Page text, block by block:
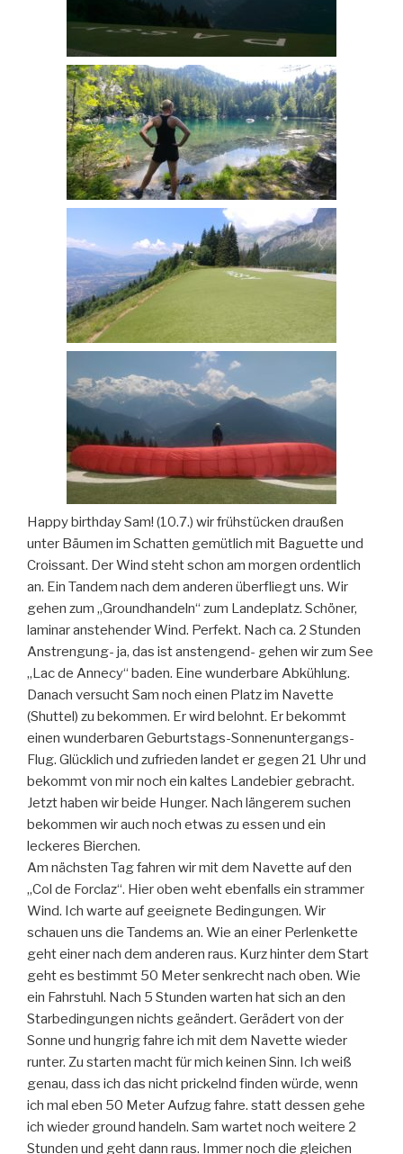
Happy birthday Sam! (10.7.) wir frühstücken draußen
unter Bäumen im Schatten gemütlich mit Baguette und
Croissant. Der Wind steht schon am morgen ordentlich
an. Ein Tandem nach dem anderen überfliegt uns. Wir
gehen zum „Groundhandeln“ zum Landeplatz. Schöner,
laminar anstehender Wind. Perfekt. Nach ca. 2 Stunden
Anstrengung- ja, das ist anstengend- gehen wir zum See
„Lac de Annecy“ baden. Eine wunderbare Abkühlung.
Danach versucht Sam noch einen Platz im Navette
(Shuttel) zu bekommen. Er wird belohnt. Er bekommt
einen wunderbaren Geburtstags-Sonnenuntergangs-
Flug. Glücklich und zufrieden landet er gegen 21 Uhr und
bekommt von mir noch ein kaltes Landebier gebracht.
Jetzt haben wir beide Hunger. Nach längerem suchen
bekommen wir auch noch etwas zu essen und ein
leckeres Bierchen.
Am nächsten Tag fahren wir mit dem Navette auf den
„Col de Forclaz“. Hier oben weht ebenfalls ein strammer
Wind. Ich warte auf geeignete Bedingungen. Wir
schauen uns die Tandems an. Wie an einer Perlenkette
geht einer nach dem anderen raus. Kurz hinter dem Start
geht es bestimmt 50 Meter senkrecht nach oben. Wie
ein Fahrstuhl. Nach 5 Stunden warten hat sich an den
Starbedingungen nichts geändert. Gerädert von der
Sonne und hungrig fahre ich mit dem Navette wieder
runter. Zu starten macht für mich keinen Sinn. Ich weiß
genau, dass ich das nicht prickelnd finden würde, wenn
ich mal eben 50 Meter Aufzug fahre. statt dessen gehe
ich wieder ground handeln. Sam wartet noch weitere 2
Stunden und geht dann raus. Immer noch die gleichen